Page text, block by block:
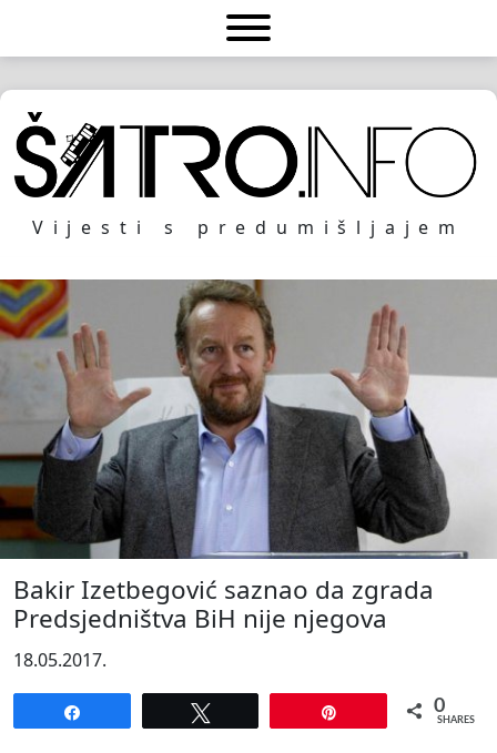
Vijesti s predumišljajem
Bakir Izetbegović saznao da zgrada
Predsjedništva BiH nije njegova
18.05.2017.
0
SHARES